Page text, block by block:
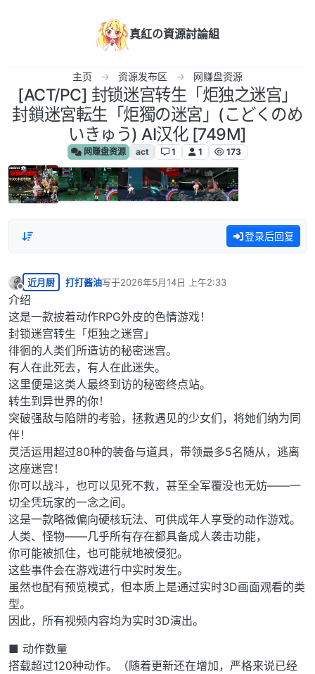
真紅の資源討論組
主页 资源发布区 网赚盘资源
[ACT/PC] 封锁迷宫转生「炬独之迷宫」
封鎖迷宮転生「炬獨の迷宮」(こどくのめ
いきゅう) AI汉化 [749M]
网赚盘资源 act 1 1 173
登录后回复
离线
近月厨 打打酱油写于2026年5月14日 上午2:33
最后由 编辑
介绍
这是一款披着动作RPG外皮的色情游戏！
封锁迷宫转生「炬独之迷宫」
徘徊的人类们所造访的秘密迷宫。
有人在此死去，有人在此迷失。
这里便是这类人最终到访的秘密终点站。
转生到异世界的你！
突破强敌与陷阱的考验，拯救遇见的少女们，将她们纳为同
伴！
灵活运用超过80种的装备与道具，带领最多5名随从，逃离
这座迷宫！
你可以战斗，也可以见死不救，甚至全军覆没也无妨——一
切全凭玩家的一念之间。
这是一款略微偏向硬核玩法、可供成年人享受的动作游戏。
人类、怪物——几乎所有存在都具备成人袭击功能，
你可能被抓住，也可能就地被侵犯。
这些事件会在游戏进行中实时发生。
虽然也配有预览模式，但本质上是通过实时3D画面观看的类
型。
因此，所有视频内容均为实时3D演出。
■ 动作数量
搭载超过120种动作。（随着更新还在增加，严格来说已经